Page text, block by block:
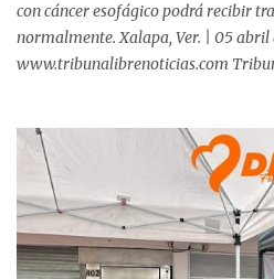
con cáncer esofágico podrá recibir
normalmente. Xalapa, Ver. | 05 abril
www.tribunalibrenoticias.com
incluyen endoscopia, colonoscopia
retrógrada endoscópica (CPRE),
videoendoscopia gástrica y con
se cuenta con endoscopios de última
diagnósticos con mayor certeza y